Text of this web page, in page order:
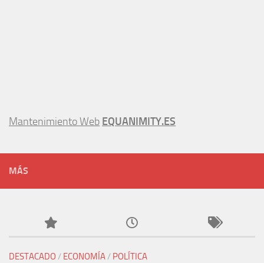
Mantenimiento Web EQUANIMITY.ES
MÁS
DESTACADO / ECONOMÍA/ POLÍTICA